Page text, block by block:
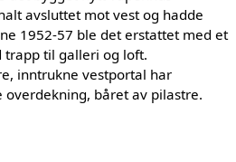
avsluttet mot vest og hadde
1952-57 ble det erstattet med et
trapp til galleri og loft.
inntrukne vestportal har
overdekning, båret av pilastre.